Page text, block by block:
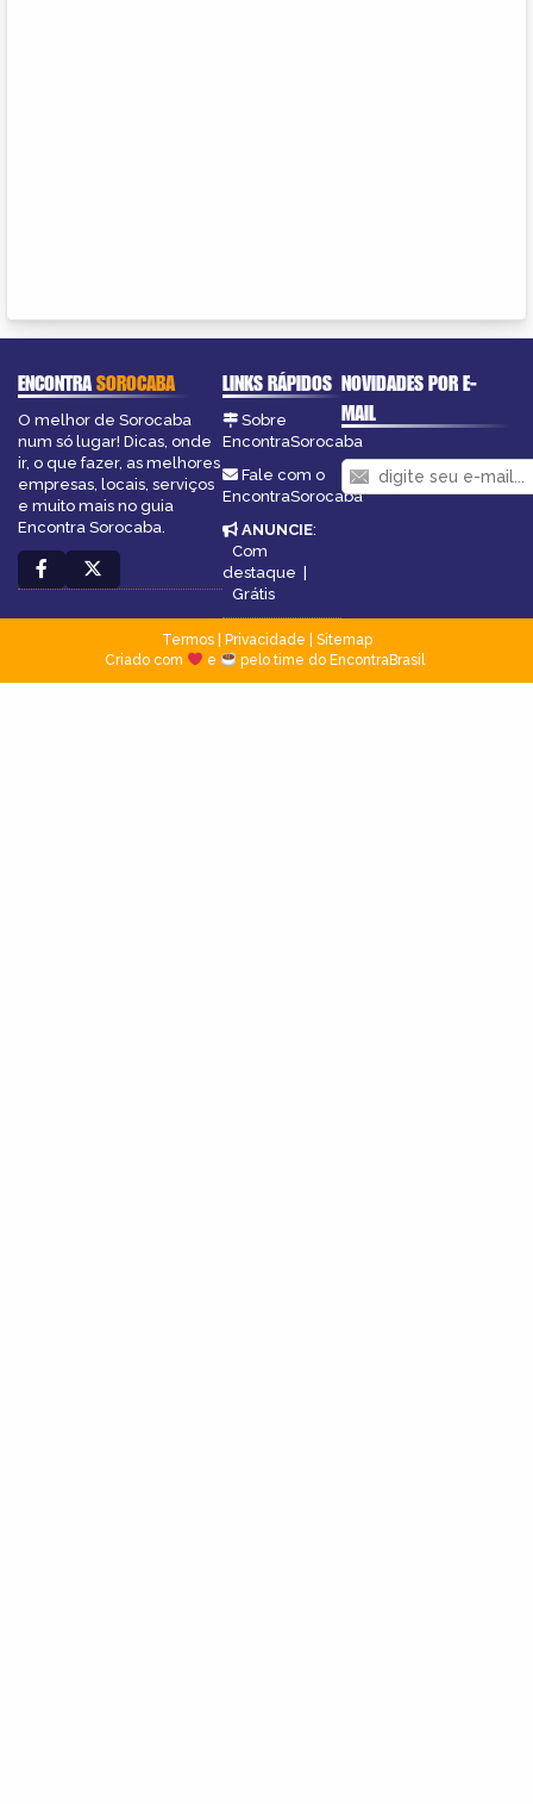
ENCONTRASOROCABA
O melhor de Sorocaba
num só lugar! Dicas, onde
ir, o que fazer, as melhores
empresas, locais, serviços
e muito mais no guia
Encontra Sorocaba.
LINKS RÁPIDOS
Sobre
EncontraSorocaba
Fale com o
EncontraSorocaba
ANUNCIE:
Com
destaque |
Grátis
NOVIDADES POR E-
MAIL
Termos| Privacidade
Sitemap
Criado com
e pelo time do EncontraBrasil